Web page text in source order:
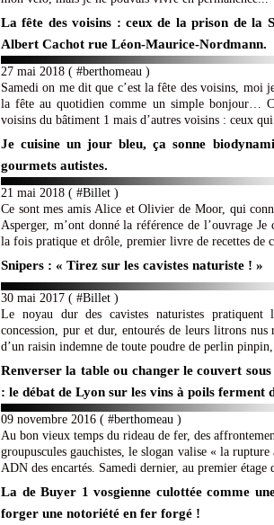
La fête des voisins : ceux de la prison de la
Albert Cachot rue Léon-Maurice-Nordmann.
27 mai 2018 ( #berthomeau )
Samedi on me dit que c’est la fête des voisins, moi
la fête au quotidien comme un simple bonjour…
voisins du bâtiment 1 mais d’autres voisins : ceux
Je cuisine un jour bleu, ça sonne
gourmets autistes.
21 mai 2018 ( #Billet )
Ce sont mes amis Alice et Olivier de Moor, qui
Asperger, m’ont donné la référence de l’ouvrage
la fois pratique et drôle, premier livre de recettes de
Snipers : « Tirez sur les cavistes naturiste ! »
30 mai 2017 ( #Billet )
Le noyau dur des cavistes naturistes pratiquent
concession, pur et dur, entourés de leurs litrons
d’un raisin indemne de toute poudre de perlin
Renverser la table ou changer le couvert
: le débat de Lyon sur les vins à poils ferment
09 novembre 2016 ( #berthomeau )
Au bon vieux temps du rideau de fer, des
groupuscules gauchistes, le slogan valise « la
ADN des encartés. Samedi dernier, au premier étage
La de Buyer 1 vosgienne culottée comme
forger une notoriété en fer forgé !